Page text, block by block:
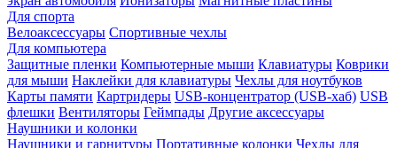
Для спорта
Велоаксессуары Спортивные чехлы
Для компьютера
Защитные пленки Компьютерные мыши Клавиатуры Коврики
для мыши Наклейки для клавиатуры Чехлы для ноутбуков
Карты памяти Картридеры USB-концентратор (USB-хаб) USB
флешки Вентиляторы Геймпады Другие аксессуары
Наушники и колонки
Наушники и гарнитуры Портативные колонки Чехлы для